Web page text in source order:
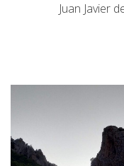
Juan Javier